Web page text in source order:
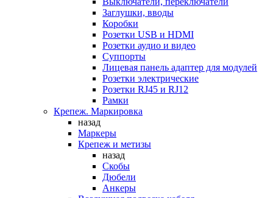
Заглушки, вводы
Коробки
Розетки USB и HDMI
Розетки аудио и видео
Суппорты
Лицевая панель адаптер для модулей
Розетки электрические
Розетки RJ45 и RJ12
Рамки
Крепеж. Маркировка
назад
Маркеры
Крепеж и метизы
назад
Скобы
Дюбели
Анкеры